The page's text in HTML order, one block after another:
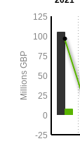
parasites
marque